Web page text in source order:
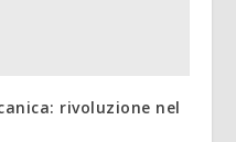
rivoluzione nel